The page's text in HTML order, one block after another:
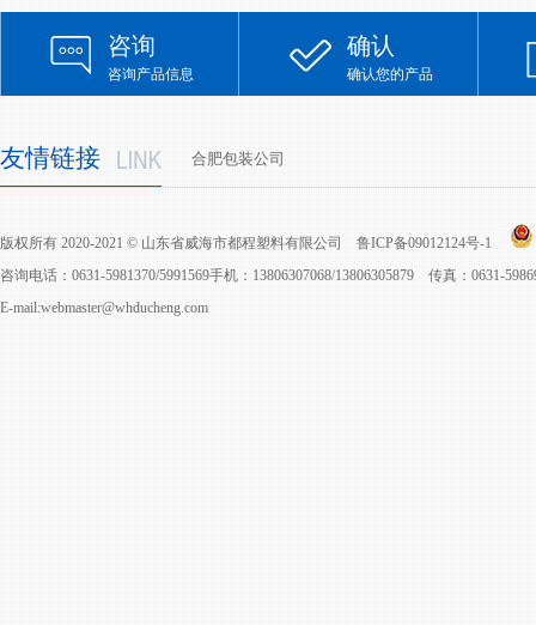
咨询
咨询产品信息
确认
确认您的产品
友情链接 合肥包装公司
版权所有 2020-2021 © 山东省威海市都程塑料有限公司 鲁ICP备09012124号-1
咨询电话：0631-5981370/5991569手机：13806307068/13806305879 传真：0631-
E-mail:webmaster@whducheng.com